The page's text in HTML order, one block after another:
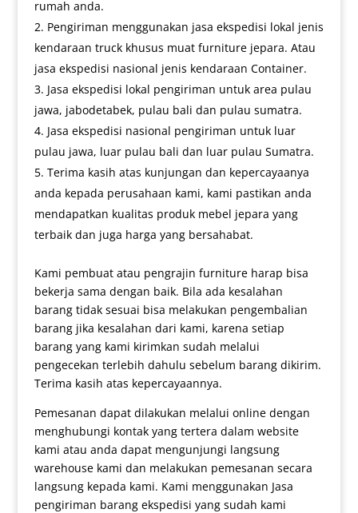
rumah anda.
Pengiriman menggunakan jasa ekspedisi lokal jenis
kendaraan truck khusus muat furniture jepara. Atau
jasa ekspedisi nasional jenis kendaraan Container.
Jasa ekspedisi lokal pengiriman untuk area pulau
jawa, jabodetabek, pulau bali dan pulau sumatra.
Jasa ekspedisi nasional pengiriman untuk luar
pulau jawa, luar pulau bali dan luar pulau Sumatra.
Terima kasih atas kunjungan dan kepercayaanya
anda kepada perusahaan kami, kami pastikan anda
mendapatkan kualitas produk mebel jepara yang
terbaik dan juga harga yang bersahabat.
Kami pembuat atau pengrajin furniture harap bisa
bekerja sama dengan baik. Bila ada kesalahan
barang tidak sesuai bisa melakukan pengembalian
barang jika kesalahan dari kami, karena setiap
barang yang kami kirimkan sudah melalui
pengecekan terlebih dahulu sebelum barang dikirim.
Terima kasih atas kepercayaannya.
Pemesanan dapat dilakukan melalui online dengan
menghubungi kontak yang tertera dalam website
kami atau anda dapat mengunjungi langsung
warehouse kami dan melakukan pemesanan secara
langsung kepada kami. Kami menggunakan Jasa
pengiriman barang ekspedisi yang sudah kami